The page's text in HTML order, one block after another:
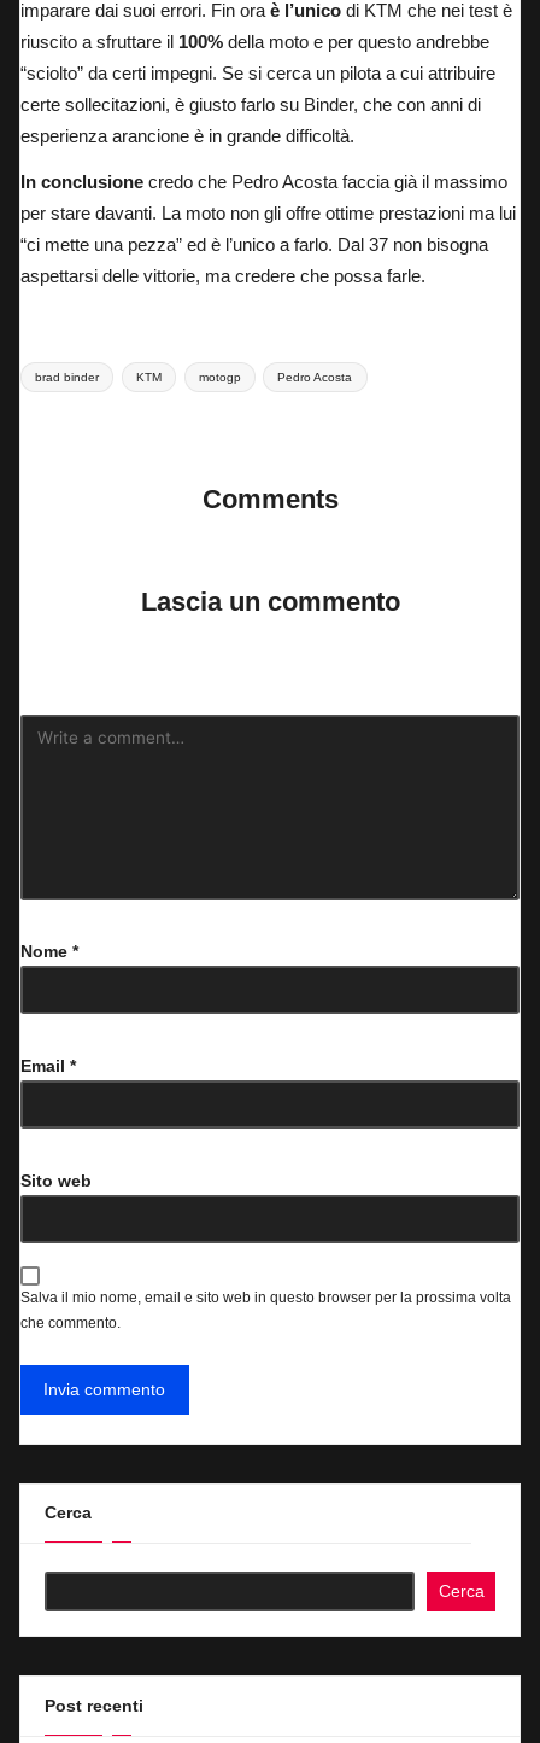
imparare dai suoi errori. Fin ora è l’unico di KTM che nei test è
riuscito a sfruttare il 100% della moto e per questo andrebbe
“sciolto” da certi impegni. Se si cerca un pilota a cui attribuire
certe sollecitazioni, è giusto farlo su Binder, che con anni di
esperienza arancione è in grande difficoltà.
In conclusione credo che Pedro Acosta faccia già il massimo
per stare davanti. La moto non gli offre ottime prestazioni ma lui
“ci mette una pezza” ed è l’unico a farlo. Dal 37 non bisogna
aspettarsi delle vittorie, ma credere che possa farle.
Tags:
brad binder KTM motogp Pedro Acosta
Comments
Lascia un commento
Nome *
Email *
Sito web
Salva il mio nome, email e sito web in questo browser per la prossima volta
che commento.
Cerca
Cerca
Post recenti